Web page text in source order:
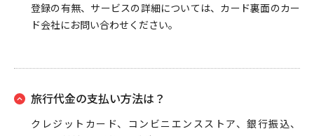
登録の有無、サービスの詳細については、カード裏面のカー
ド会社にお問い合わせください。
旅行代金の支払い方法は？
クレジットカード、コンビニエンスストア、銀行振込、